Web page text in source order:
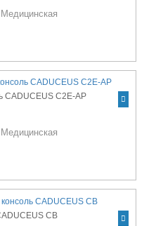
Медицинская
CADUCEUS C2E-AP
Медицинская
CB